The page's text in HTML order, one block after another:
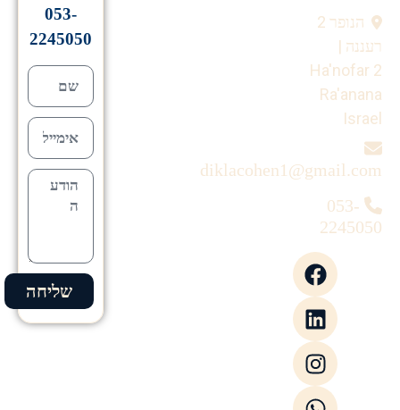
הנופר 2
רעננה |
Ha'nofar 2
Ra'anana
Israel
diklacohen1@gmail.com
053-
2245050
053-
2245050
שליחה
Alternative: